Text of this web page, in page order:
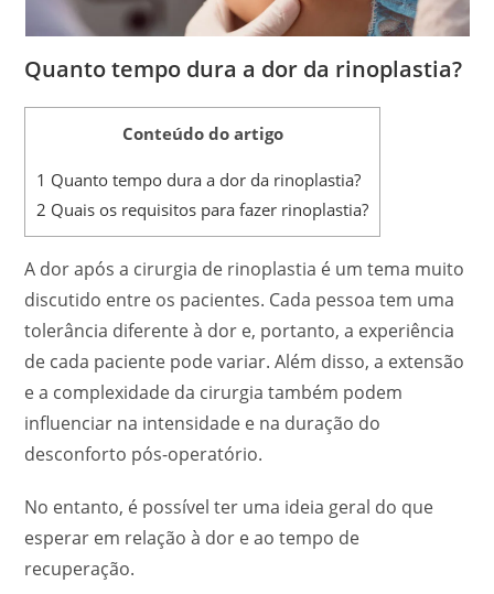
Quanto tempo dura a dor da rinoplastia?
Conteúdo do artigo
1 Quanto tempo dura a dor da rinoplastia?
2 Quais os requisitos para fazer rinoplastia?
A dor após a cirurgia de rinoplastia é um tema muito
discutido entre os pacientes. Cada pessoa tem uma
tolerância diferente à dor e, portanto, a experiência
de cada paciente pode variar. Além disso, a extensão
e a complexidade da cirurgia também podem
influenciar na intensidade e na duração do
desconforto pós-operatório.
No entanto, é possível ter uma ideia geral do que
esperar em relação à dor e ao tempo de
recuperação.